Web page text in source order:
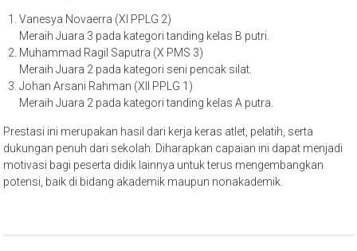
Vanesya Novaerra (XI PPLG 2)
Meraih Juara 3 pada kategori tanding kelas B putri.
Muhammad Ragil Saputra (X PMS 3)
Meraih Juara 2 pada kategori seni pencak silat.
Johan Arsani Rahman (XII PPLG 1)
Meraih Juara 2 pada kategori tanding kelas A putra.
Prestasi ini merupakan hasil dari kerja keras atlet, pelatih, serta
dukungan penuh dari sekolah. Diharapkan capaian ini dapat menjadi
motivasi bagi peserta didik lainnya untuk terus mengembangkan
potensi, baik di bidang akademik maupun nonakademik.